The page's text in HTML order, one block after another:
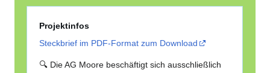
Projektinfos
Steckbrief im PDF-Format zum Download
🔍 Die AG Moore beschäftigt sich ausschließlich